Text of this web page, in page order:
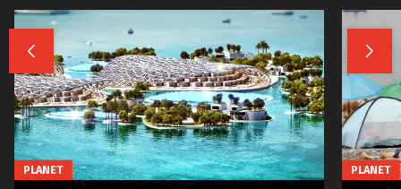
 
PLANET PLANET